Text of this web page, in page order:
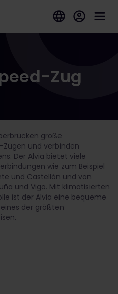
Zug
große
und verbinden
Der Alvia bietet viele
wie zum Beispiel
und Castellón und von
und Vigo. Mit klimatisierten
ist der Alvia eine bequeme
der größten